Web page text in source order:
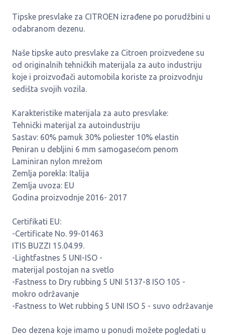
Tipske presvlake za CITROEN izrađene po porudžbini u
odabranom dezenu.
Naše tipske auto presvlake za Citroen proizvedene su
od originalnih tehničkih materijala za auto industriju
koje i proizvođači automobila koriste za proizvodnju
sedišta svojih vozila.
Karakteristike materijala za auto presvlake:
Tehnički materijal za autoindustriju
Sastav: 60% pamuk 30% poliester 10% elastin
Peniran u debljini 6 mm samogasećom penom
Laminiran nylon mrežom
Zemlja porekla: Italija
Zemlja uvoza: EU
Godina proizvodnje 2016- 2017
Certifikati EU:
-Certificate No. 99-01463
ITIS BUZZI 15.04.99.
-Lightfastnes 5 UNI-ISO -
materijal postojan na svetlo
-Fastness to Dry rubbing 5 UNI 5137-8 ISO 105 -
mokro održavanje
-Fastness to Wet rubbing 5 UNI ISO 5 - suvo održavanje
Deo dezena koje imamo u ponudi možete pogledati u